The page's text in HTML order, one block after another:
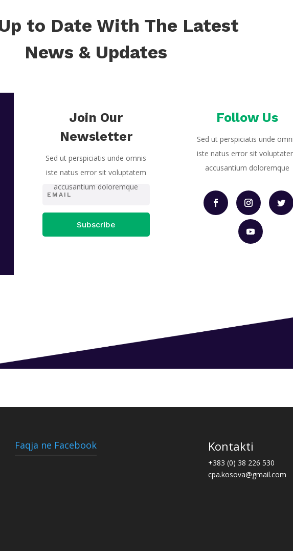
to Date With The Latest
News & Updates
Join Our
Newsletter
Sed ut perspiciatis unde omnis
iste natus error sit voluptatem
accusantium doloremque
Subscribe
Follow Us
Sed ut perspiciatis unde
iste natus error sit
accusantium doloremque
Faqja ne Facebook Kontakti
+383 (0) 38 226 530
cpa.kosova@gmail.com